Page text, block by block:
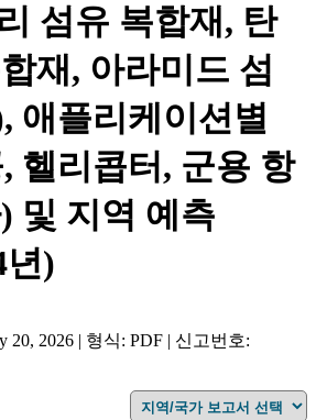
섬유 복합재, 탄
재, 아라미드 섬
애플리케이션별
헬리콥터, 군용 항
및 지역 예측
년)
20, 2026 | 형식: PDF | 신고번호: